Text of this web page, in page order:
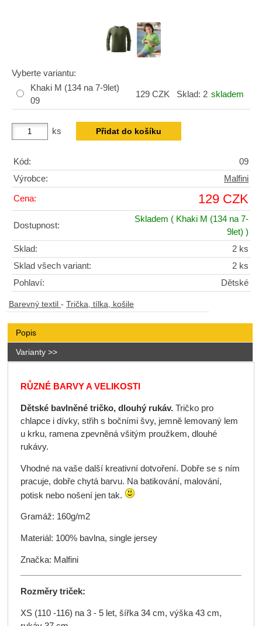
Vyberte variantu:
Khaki M (134 na 7-9let)
09
129 CZK Sklad: 2 skladem
ks
Kód:
09
Výrobce:
Malfini
Cena: 129 CZK
Dostupnost:
Skladem ( Khaki M (134 na 7-
9let) )
Sklad:
2 ks
Sklad všech variant:
2 ks
Pohlaví:
Dětské
Barevný textil - Trička, tílka, košile
Popis
Varianty >>
RŮZNÉ BARVY A VELIKOSTI
Dětské bavlněné tričko, dlouhý rukáv. Tričko pro
chlapce i dívky, střih s bočními švy, jemně lemovaný lem
u krku, ramena zpevněná všitým proužkem, dlouhé
rukávy.
Vhodné na vaše další kreativní dotvoření. Dobře se s ním
pracuje, dobře chytá barvu. Na batikování, malování,
potisk nebo nošení jen tak.
Gramáž: 160g/m2
Materiál: 100% bavlna, single jersey
Značka: Malfini
Rozměry triček:
XS (110 -116) na 3 - 5 let, šířka 34 cm, výška 43 cm,